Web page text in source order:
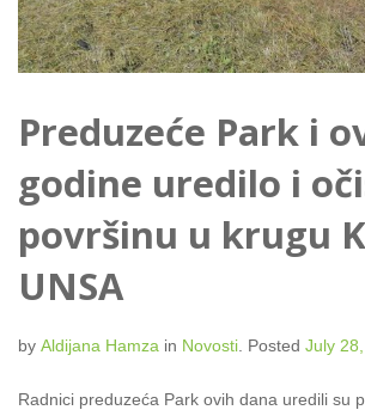
Preduzeće Park i
godine uredilo i
površinu u krugu
UNSA
by Aldijana Hamza in Novosti Posted July
Radnici preduzeća Park ovih dana uredili su